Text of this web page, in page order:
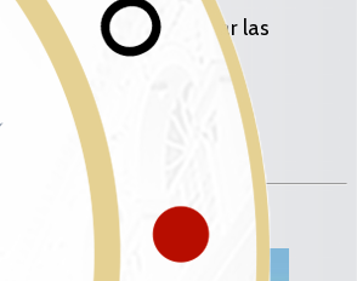
podrá recomendar las
de sostenibilidad.